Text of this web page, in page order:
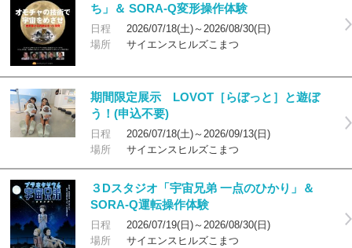
ち」＆ SORA-Q変形操作体験
日程
2026/07/18(土)～2026/08/30(日)
場所
サイエンスヒルズこまつ
期間限定展示 LOVOT［らぼっと］と遊ぼ
う！(申込不要)
日程
2026/07/18(土)～2026/09/13(日)
場所
サイエンスヒルズこまつ
３Dスタジオ「宇宙兄弟 一点のひかり」＆
SORA-Q運転操作体験
日程
2026/07/19(日)～2026/08/30(日)
場所
サイエンスヒルズこまつ